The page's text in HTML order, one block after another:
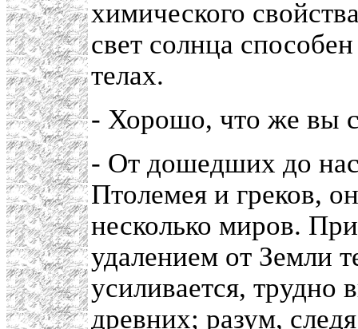
химического
свет солнца
телах.
- Хорошо, что же вы
- От дошедших до
Птолемея и греков,
несколько миров.
удалением от Земли
усиливается, трудно
древних; разум,